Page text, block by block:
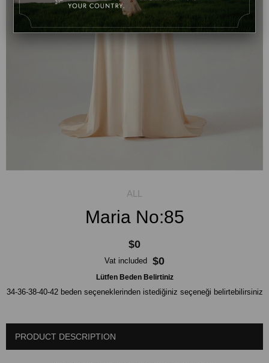
Maria No:85
$0
Vat included $0
Lütfen Beden Belirtiniz
34-36-38-40-42 beden seçeneklerinden istediğiniz seçeneği belirtebilirsiniz
PRODUCT DESCRIPTION